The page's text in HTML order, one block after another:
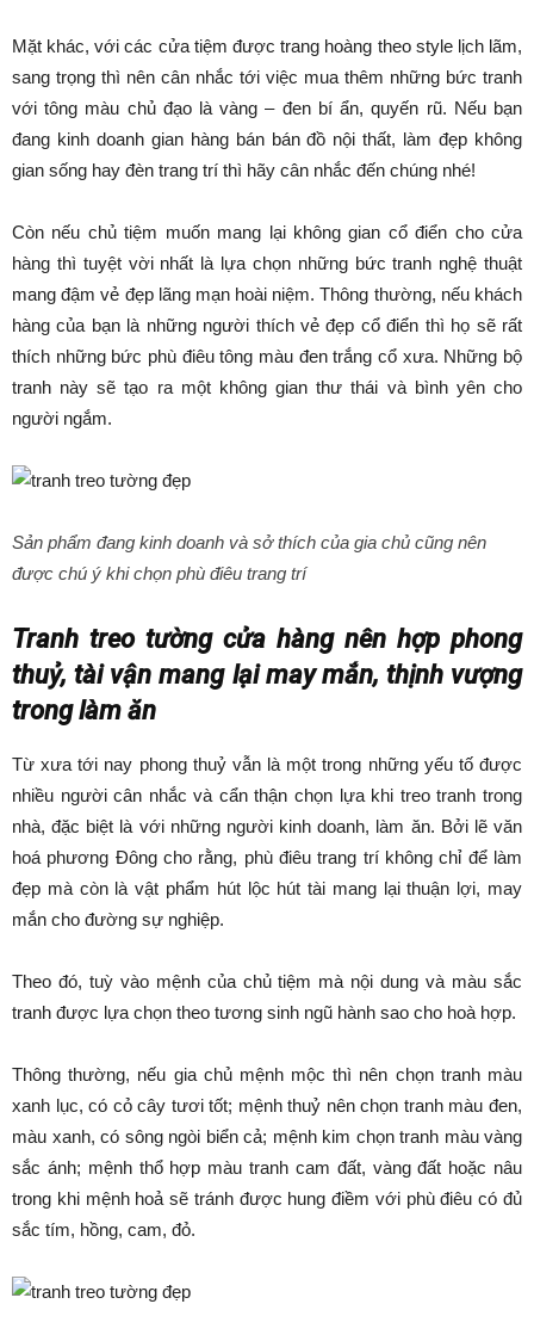
Mặt khác, với các cửa tiệm được trang hoàng theo style lịch lãm,
sang trọng thì nên cân nhắc tới việc mua thêm những bức tranh
với tông màu chủ đạo là vàng – đen bí ẩn, quyến rũ. Nếu bạn
đang kinh doanh gian hàng bán bán đồ nội thất, làm đẹp không
gian sống hay đèn trang trí thì hãy cân nhắc đến chúng nhé!
Còn nếu chủ tiệm muốn mang lại không gian cổ điển cho cửa
hàng thì tuyệt vời nhất là lựa chọn những bức tranh nghệ thuật
mang đậm vẻ đẹp lãng mạn hoài niệm. Thông thường, nếu khách
hàng của bạn là những người thích vẻ đẹp cổ điển thì họ sẽ rất
thích những bức phù điêu tông màu đen trắng cổ xưa. Những bộ
tranh này sẽ tạo ra một không gian thư thái và bình yên cho
người ngắm.
Sản phẩm đang kinh doanh và sở thích của gia chủ cũng nên
được chú ý khi chọn phù điêu trang trí
Tranh treo tường cửa hàng nên hợp phong
thuỷ, tài vận mang lại may mắn, thịnh vượng
trong làm ăn
Từ xưa tới nay phong thuỷ vẫn là một trong những yếu tố được
nhiều người cân nhắc và cẩn thận chọn lựa khi treo tranh trong
nhà, đặc biệt là với những người kinh doanh, làm ăn. Bởi lẽ văn
hoá phương Đông cho rằng, phù điêu trang trí không chỉ để làm
đẹp mà còn là vật phẩm hút lộc hút tài mang lại thuận lợi, may
mắn cho đường sự nghiệp.
Theo đó, tuỳ vào mệnh của chủ tiệm mà nội dung và màu sắc
tranh được lựa chọn theo tương sinh ngũ hành sao cho hoà hợp.
Thông thường, nếu gia chủ mệnh mộc thì nên chọn tranh màu
xanh lục, có cỏ cây tươi tốt; mệnh thuỷ nên chọn tranh màu đen,
màu xanh, có sông ngòi biển cả; mệnh kim chọn tranh màu vàng
sắc ánh; mệnh thổ hợp màu tranh cam đất, vàng đất hoặc nâu
trong khi mệnh hoả sẽ tránh được hung điềm với phù điêu có đủ
sắc tím, hồng, cam, đỏ.